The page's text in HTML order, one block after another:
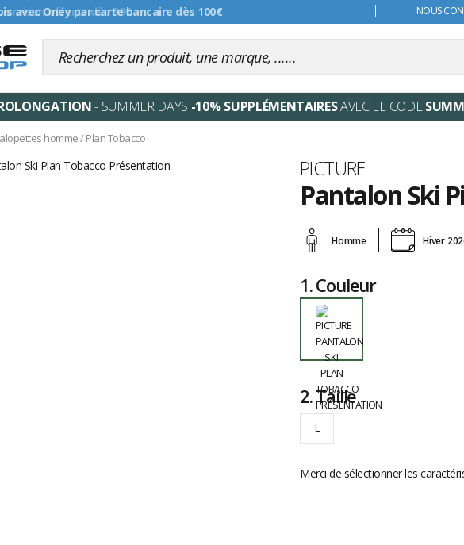
offerte dès 99€ NOUS
- SUMMER DAYS -10% SUPPLÉMENTAIRESAVEC LE CODE
homme/Plan Tobacco
Marque
PICTURE
Pantalon Ski
avis
clientsHomme Hiver
1.Couleur
2.Taille
L
Merci de sélectionner les